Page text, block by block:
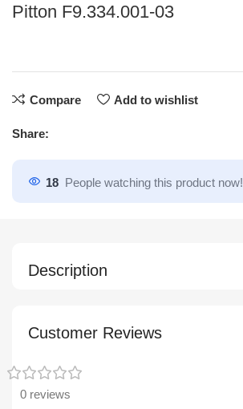
Pitton F9.334.001-03
Compare Add to wishlist
Share:
18 People watching this product now!
Description
Customer Reviews
0 reviews